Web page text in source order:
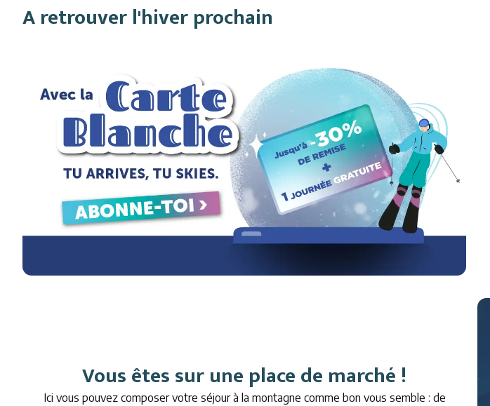
A retrouver l'hiver prochain
Vous êtes sur une place de marché !
Ici vous pouvez composer votre séjour à la montagne comme bon vous semble : de